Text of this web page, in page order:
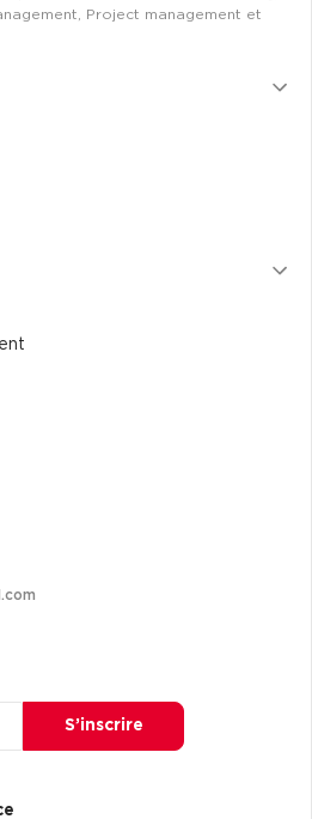
Project management et
S’inscrire